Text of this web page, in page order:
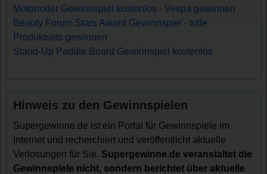
Motorroller Gewinnspiel kostenlos - Vespa gewinnen
Beauty Forum Stars Award Gewinnspiel - tolle
Produktsets gewinnen
Stand-Up Paddle Board Gewinnspiel kostenlos
Hinweis zu den Gewinnspielen
Supergewinne.de ist ein Portal für Gewinnspiele im
Internet und recherchiert und veröffentlicht aktuelle
Verlosungen für Sie. Supergewinne.de veranstaltet die
Gewinnspiele nicht, sondern berichtet über aktuelle